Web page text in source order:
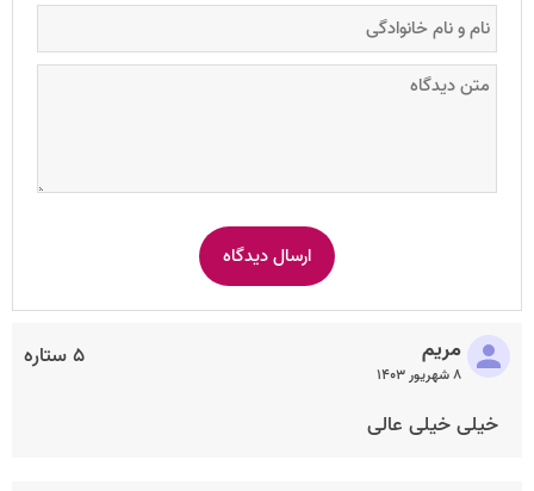
۵ ستاره مریم
۸ شهریور ۱۴۰۳
خیلی خیلی عالی